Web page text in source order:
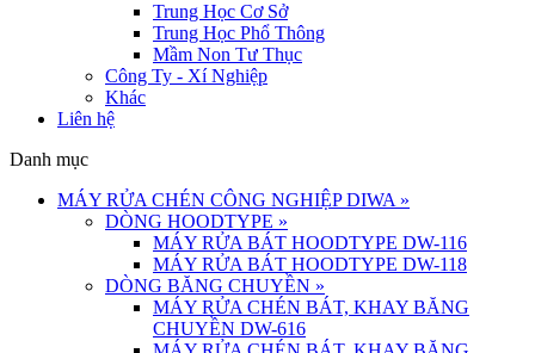
Trung Học Cơ Sở
Trung Học Phổ Thông
Mầm Non Tư Thục
Công Ty - Xí Nghiệp
Khác
Liên hệ
Danh mục
MÁY RỬA CHÉN CÔNG NGHIỆP DIWA »
DÒNG HOODTYPE »
MÁY RỬA BÁT HOODTYPE DW-116
MÁY RỬA BÁT HOODTYPE DW-118
DÒNG BĂNG CHUYỀN »
MÁY RỬA CHÉN BÁT, KHAY BĂNG
CHUYỀN DW-616